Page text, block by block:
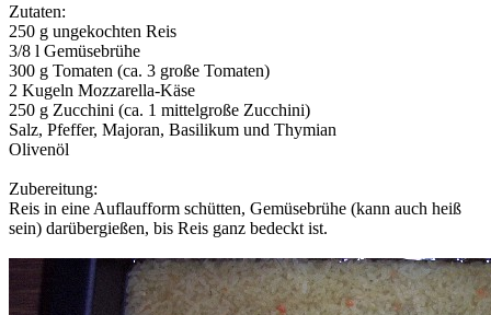
Zutaten:
250 g ungekochten Reis
3/8 l Gemüsebrühe
300 g Tomaten (ca. 3 große Tomaten)
2 Kugeln Mozzarella-Käse
250 g Zucchini (ca. 1 mittelgroße Zucchini)
Salz, Pfeffer, Majoran, Basilikum und Thymian
Olivenöl
Zubereitung:
Reis in eine Auflaufform schütten, Gemüsebrühe (kann auch heiß
sein) darübergießen, bis Reis ganz bedeckt ist.